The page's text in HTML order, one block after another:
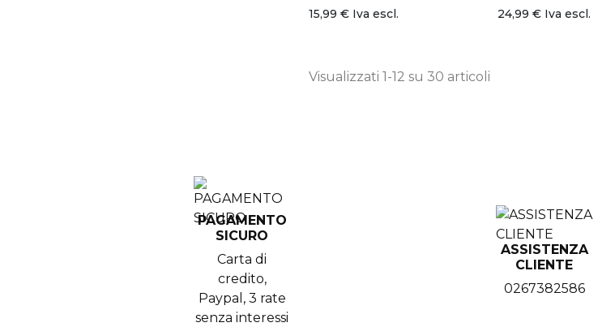
15,99 € Iva escl. 24,99 € Iva escl.
Visualizzati 1-12 su 30 articoli
PAGAMENTO
SICURO
Carta di
credito,
Paypal, 3 rate
senza interessi
ASSISTENZA
CLIENTE
0267382586